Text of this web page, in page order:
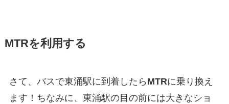
MTRを利用する
さて、バスで東涌駅に到着したら MTRに乗り換え
ます！ちなみに、東涌駅の目の前には大きなショ